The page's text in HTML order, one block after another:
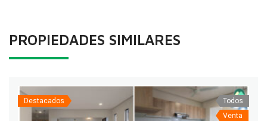
PROPIEDADES SIMILARES
Destacados
Todos
Venta